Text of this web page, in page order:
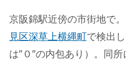
京阪錦駅近傍の市街地で
見区深草上横縄町で検出
は”０”の内包あり）。同